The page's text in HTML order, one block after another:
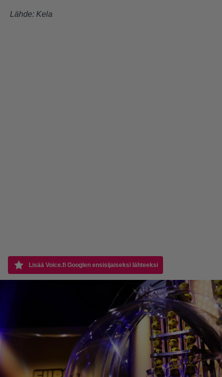
Lähde: Kela
Lisää Voice.fi Googlen ensisijaiseksi lähteeksi